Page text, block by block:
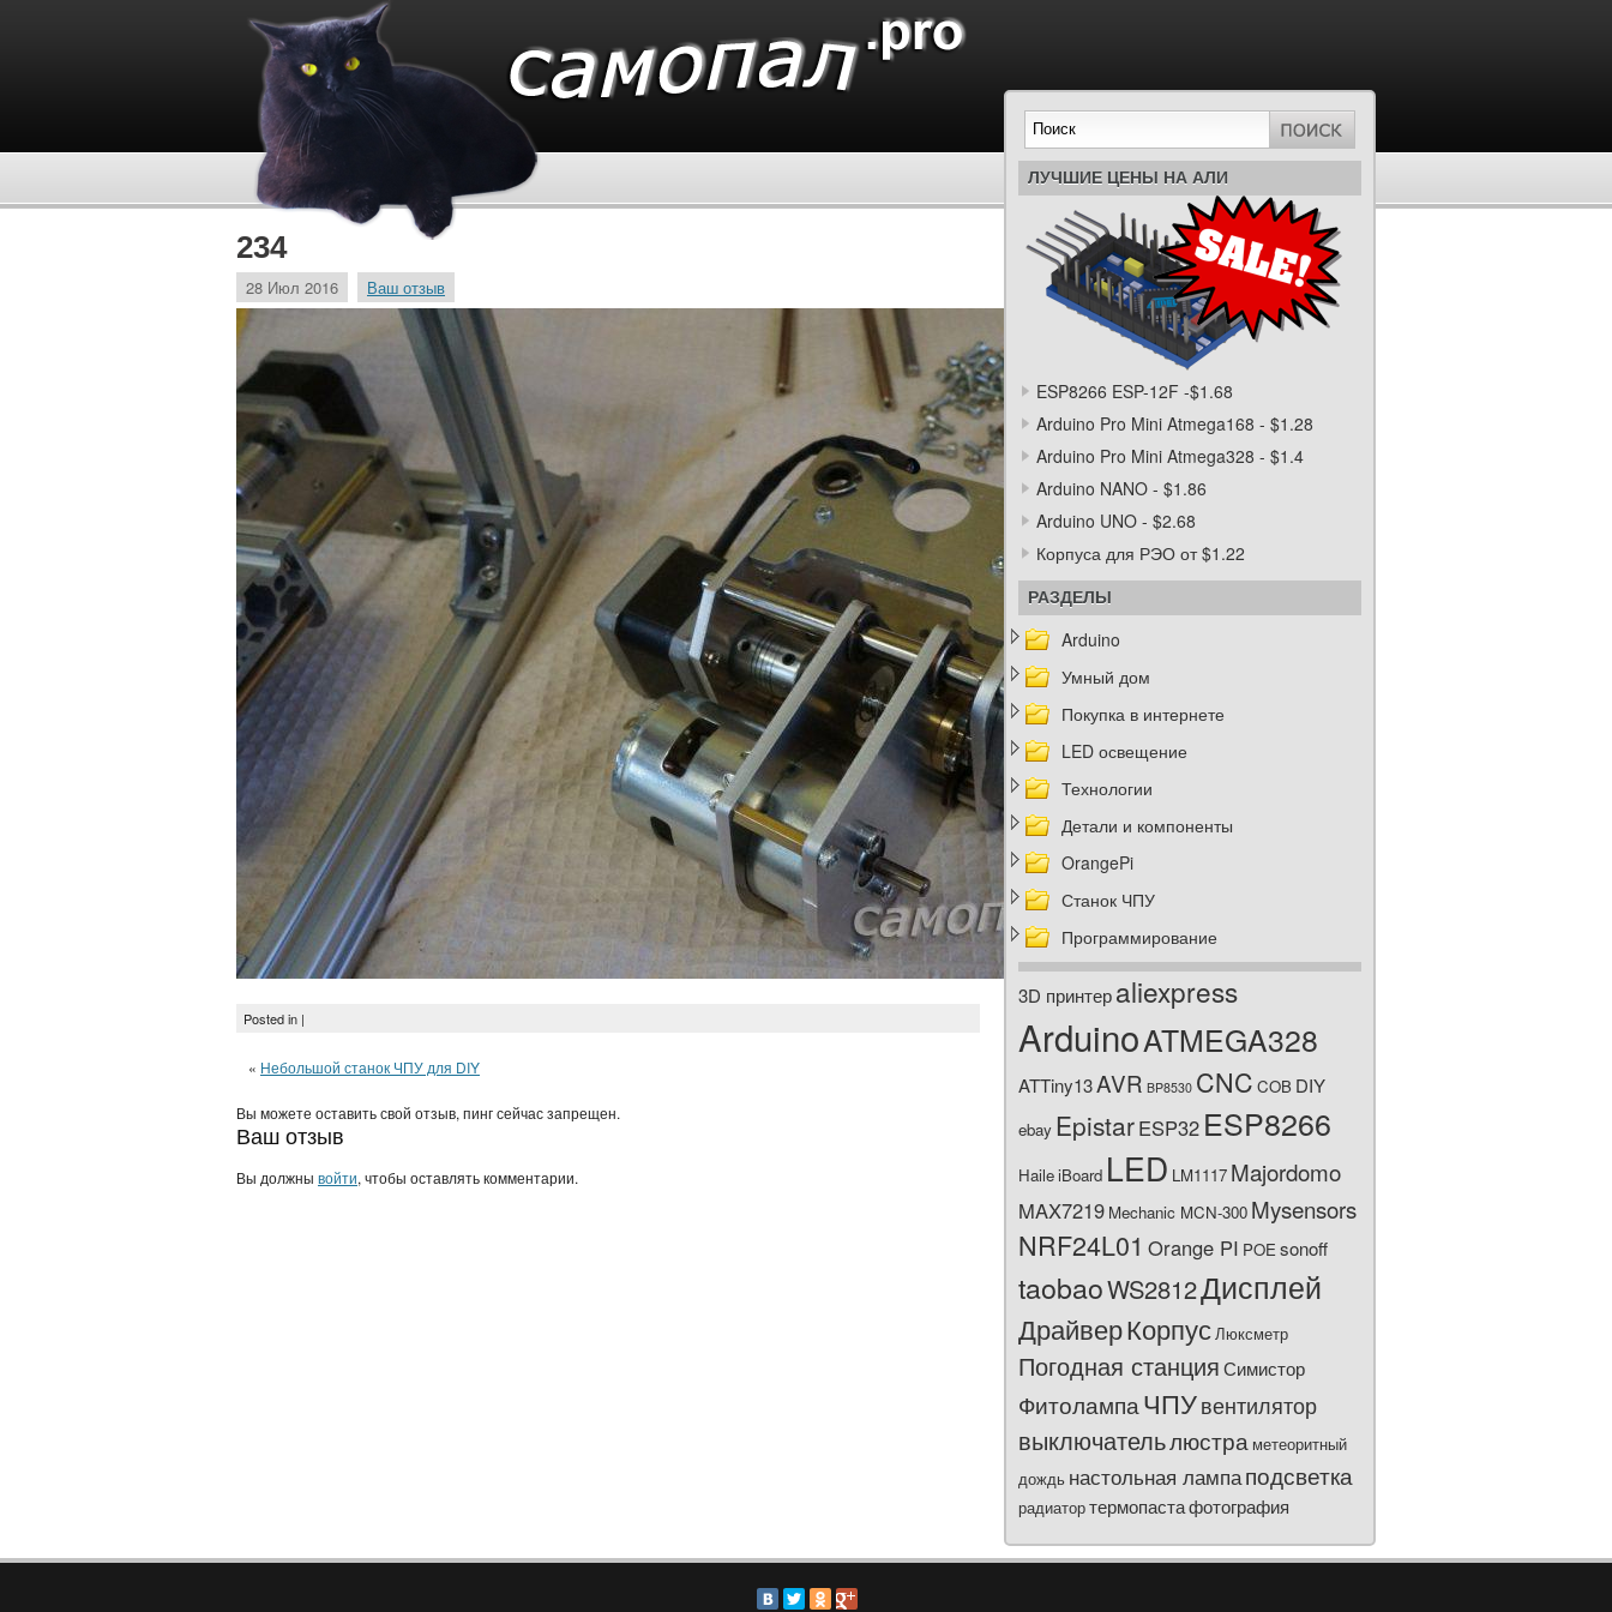
234
28 Июл 2016 Ваш отзыв
Posted in |
« Небольшой станок ЧПУ для DIY
Вы можете оставить свой отзыв, пинг сейчас запрещен.
Ваш отзыв
Вы должны войти, чтобы оставлять комментарии.
ЛУЧШИЕ ЦЕНЫ НА АЛИ
ESP8266 ESP-12F -$1.68
Arduino Pro Mini Atmega168 - $1.28
Arduino Pro Mini Atmega328 - $1.4
Arduino NANO - $1.86
Arduino UNO - $2.68
Корпуса для РЭО от $1.22
РАЗДЕЛЫ
Arduino
Умный дом
Покупка в интернете
LED освещение
Технологии
Детали и компоненты
OrangePi
Станок ЧПУ
Программирование
3D принтерaliexpress
ArduinoATMEGA328
ATTiny13AVR BP8530 CNC COB DIY
ebay EpistarESP32 ESP8266
HaileiBoard LED LM1117 Majordomo
MAX7219 Mechanic MCN-300 Mysensors
NRF24L01 Orange PI POEsonoff
taobaoWS2812Дисплей
ДрайверКорпусЛюксметр
Погодная станцияСимистор
ФитолампаЧПУвентилятор
выключательлюстра метеоритный
дождь настольная лампаподсветка
радиатортермопастафотография